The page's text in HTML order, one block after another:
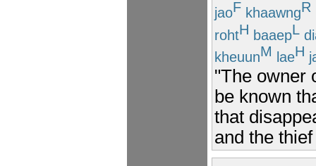
jaoF khaawngR
rohtH baaepL
kheuunM laeH
"The owner
be known
that
and the